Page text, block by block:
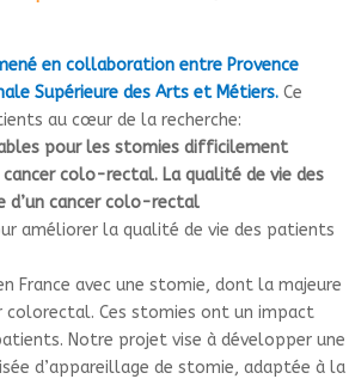
en collaboration entre Provence
Supérieure des Arts et Métiers. Ce
au cœur de la recherche:
pour les stomies difficilement
cancer colo-rectal. La qualité de vie des
d’un cancer colo-rectal
améliorer la qualité de vie des patients
France avec une stomie, dont la majeure
colorectal. Ces stomies ont un impact
Notre projet vise à développer une
d’appareillage de stomie, adaptée à la